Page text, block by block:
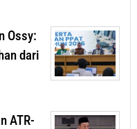
Ossy:
dari
ATR-